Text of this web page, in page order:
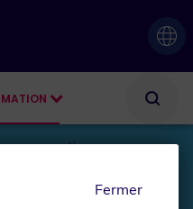
reconvertis
Fermer